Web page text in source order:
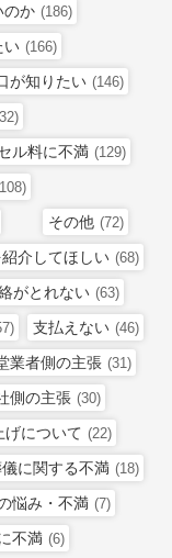
のか (186)
い (166)
が知りたい (146)
ル料に不満 (129)
その他 (72)
介してほしい (68)
がとれない (63)
支払えない (46)
業者側の主張 (31)
側の主張 (30)
げについて (22)
に関する不満 (18)
悩み・不満 (7)
不満 (6)